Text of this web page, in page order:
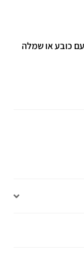
כובע או שמלה